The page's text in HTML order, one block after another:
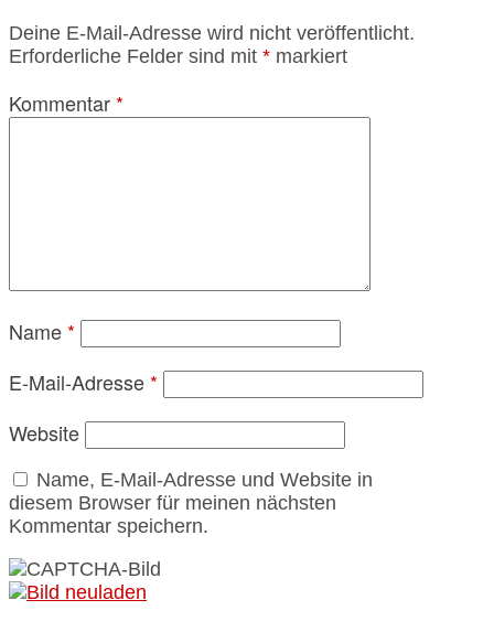
Deine E-Mail-Adresse wird nicht veröffentlicht.
Erforderliche Felder sind mit * markiert
Kommentar *
Name *
E-Mail-Adresse *
Website
Name, E-Mail-Adresse und Website in
diesem Browser für meinen nächsten
Kommentar speichern.